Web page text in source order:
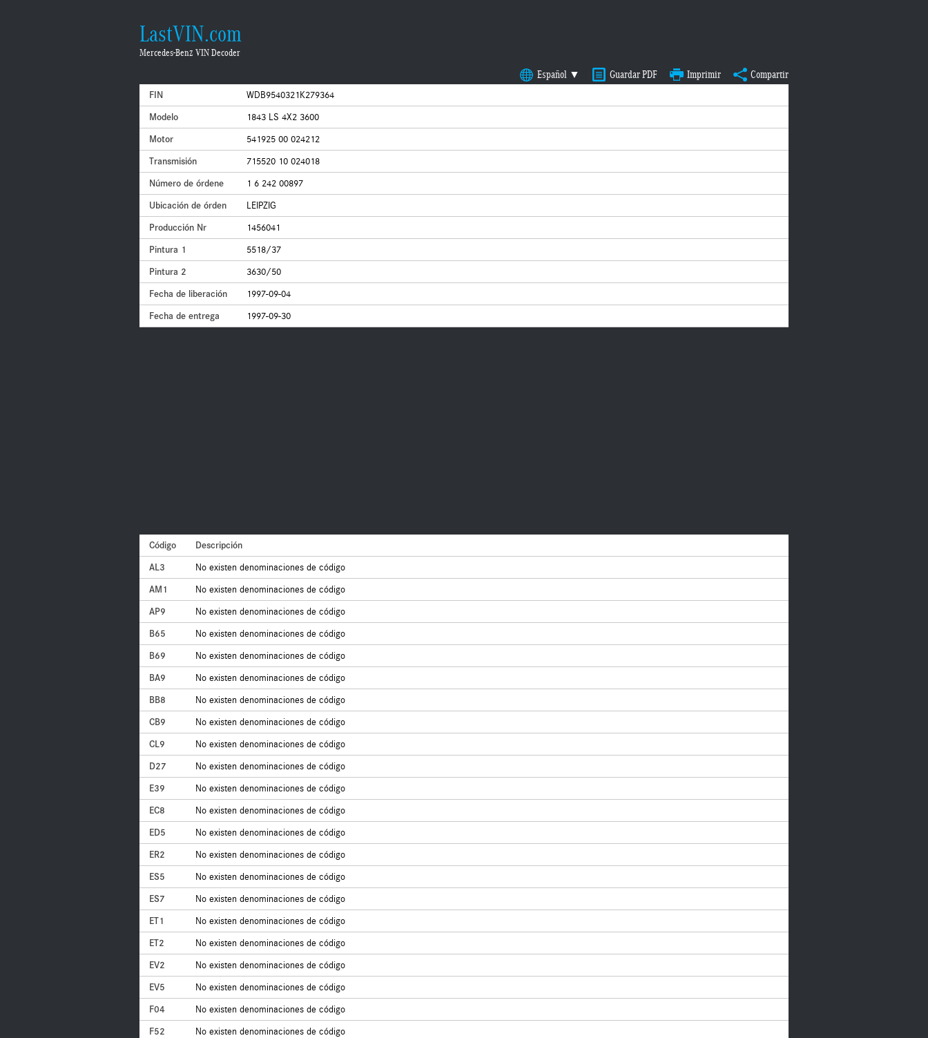
LastVIN.com
Mercedes-Benz VIN Decoder
Español ▼ Guardar PDF Imprimir Compartir
FIN
WDB9540321K279364
Modelo
1843 LS 4X2 3600
Motor
541925 00 024212
Transmisión
715520 10 024018
Número de órdene
1 6 242 00897
Ubicación de órden
LEIPZIG
Producción Nr
1456041
Pintura 1
5518/37
Pintura 2
3630/50
Fecha de liberación
1997-09-04
Fecha de entrega
1997-09-30
Código
Descripción
AL3
No existen denominaciones de código
AM1
No existen denominaciones de código
AP9
No existen denominaciones de código
B65
No existen denominaciones de código
B69
No existen denominaciones de código
BA9
No existen denominaciones de código
BB8
No existen denominaciones de código
CB9
No existen denominaciones de código
CL9
No existen denominaciones de código
D27
No existen denominaciones de código
E39
No existen denominaciones de código
EC8
No existen denominaciones de código
ED5
No existen denominaciones de código
ER2
No existen denominaciones de código
ES5
No existen denominaciones de código
ES7
No existen denominaciones de código
ET1
No existen denominaciones de código
ET2
No existen denominaciones de código
EV2
No existen denominaciones de código
EV5
No existen denominaciones de código
F04
No existen denominaciones de código
F52
No existen denominaciones de código